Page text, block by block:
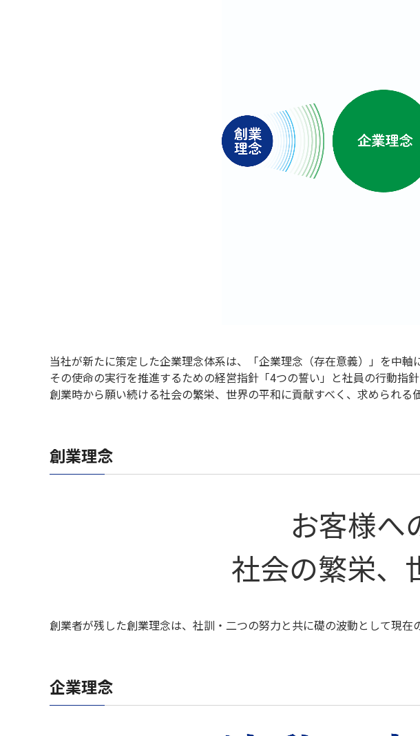
当社が新たに策定した企業理念体系は、「企業理念（存在意義）」を中軸
その使命の実行を推進するための経営指針「4つの誓い」と社員の行動指
創業時から願い続ける社会の繁栄、世界の平和に貢献すべく、求められる
創業理念
お客様へ
社会の繁栄、
創業者が残した創業理念は、社訓・二つの努力と共に礎の波動として現在
企業理念